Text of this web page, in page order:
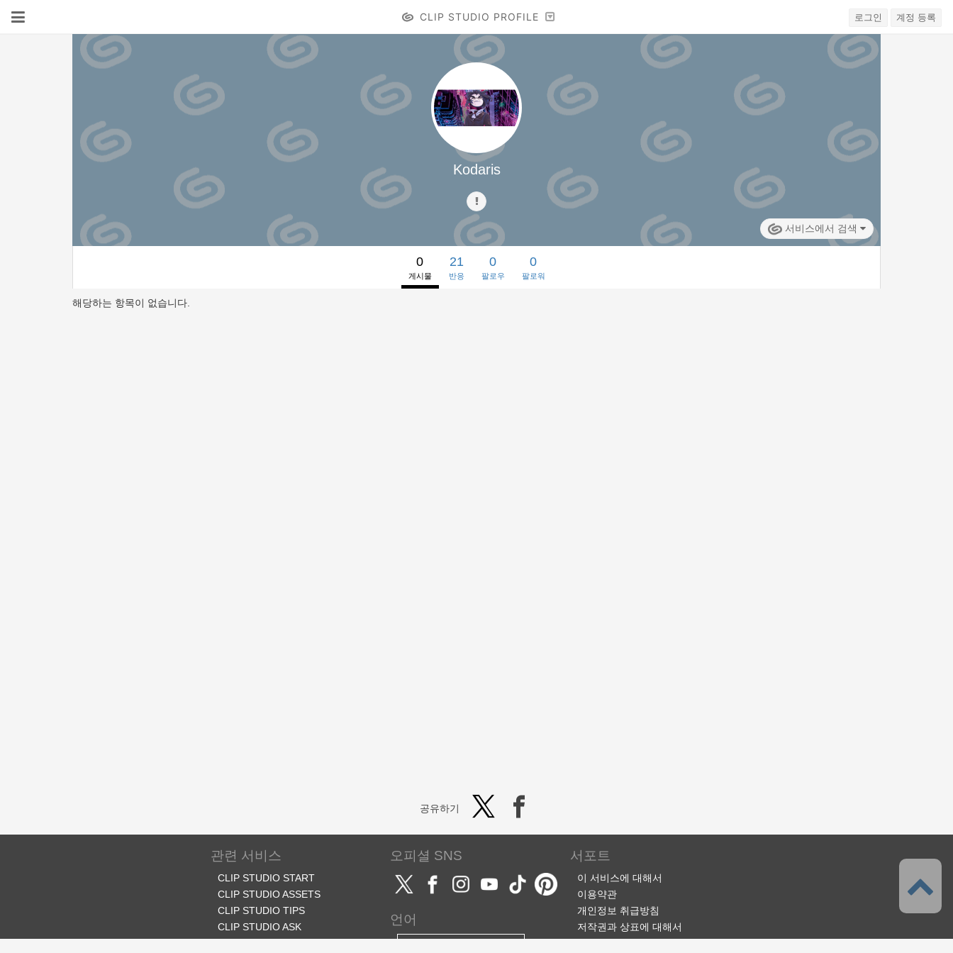
CLIP STUDIO PROFILE 로그인 계정 등록
Kodaris
서비스에서 검색
0
게시물
21
반응
0
팔로우
0
팔로워
해당하는 항목이 없습니다.
공유하기
관련 서비스
CLIP STUDIO START
CLIP STUDIO ASSETS
CLIP STUDIO TIPS
CLIP STUDIO ASK
오피셜 SNS
언어
서포트
이 서비스에 대해서
이용약관
개인정보 취급방침
저작권과 상표에 대해서